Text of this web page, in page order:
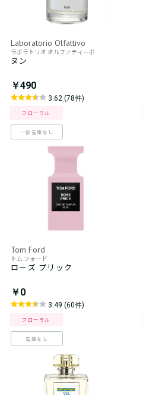
Laboratorio Olfattivo
ラボラトリオ オルファティーボ
ヌン
￥490
3.62 (78件)
フローラル
一部在庫なし
Tom Ford
トム フォード
ローズ プリック
￥0
3.49 (60件)
フローラル
在庫なし